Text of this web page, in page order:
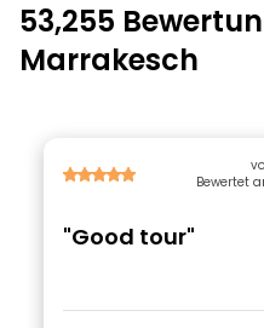
53,255
Marrakesch
Bewertet
"Good tour"